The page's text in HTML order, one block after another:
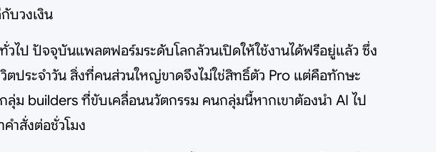
บวงเงิน
ไป ปัจจุบันแพลตฟอร์มระดับโลกล้วนเปิดให้ใช้งานได้ฟรีอยู่แล้ว ซึ่ง
ตประจำวัน สิ่งที่คนส่วนใหญ่ขาดจึงไม่ใช่สิทธิ์ตัว Pro แต่คือทักษะ
ม builders ที่ขับเคลื่อนนวัตกรรม คนกลุ่มนี้หากเขาต้องนำ AI ไป
ำสั่งต่อชั่วโมง